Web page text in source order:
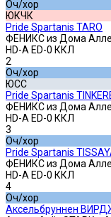
Оч/хор
ЮКЧК
Pride Spartanis TARO
ФЕНИКС из Дома
HD-A ED-0 ККЛ
2
Оч/хор
ЮСС
Pride Spartanis
ФЕНИКС из Дома
HD-A ED-0 ККЛ
3
Оч/хор
Pride Spartanis
ФЕНИКС из Дома
HD-A ED-0 ККЛ
4
Оч/хор
Аксельбруннен